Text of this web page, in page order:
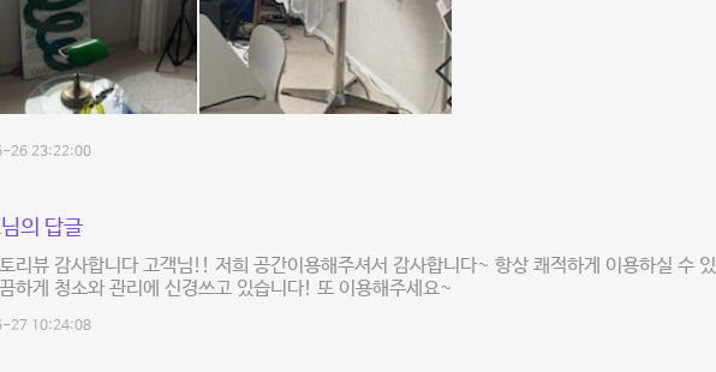
26 23:22:00
의 답글
리뷰 감사합니다 고객님!! 저희 공간이용해주셔서 감사합니다~ 항상 쾌적하게 이용하실 수 있
하게 청소와 관리에 신경쓰고 있습니다! 또 이용해주세요~
27 10:24:08